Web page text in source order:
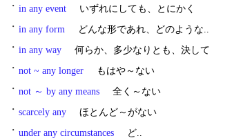
・ in any event
いずれにしても、とにかく
・ in any form
どんな形であれ、どのような..
・ in any way
何らか、多少なりとも、決して
・ not ~ any longer
もはや～ない
・ not ～ by any means
全く～ない
・ scarcely any
ほとんど～がない
・ under any circumstances ど..